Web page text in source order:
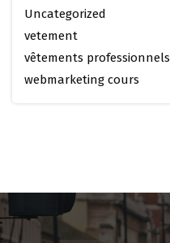
Uncategorized
vetement
vêtements professionnels
webmarketing cours